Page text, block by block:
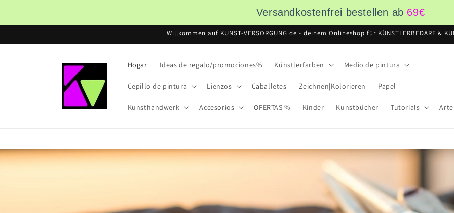
Versandkostenfrei bestellen ab 69€
Willkommen auf KUNST-VERSORGUNG.de - deinem Onlineshop für KÜNSTLERBEDARF &
Hogar Ideas de regalo/promociones% Künstlerfarben Medio de pintura
Cepillo de pintura Lienzos Caballetes Zeichnen|Kolorieren Papel
Kunsthandwerk Accesorios OFERTAS % Kinder Kunstbücher Tutorials Arte